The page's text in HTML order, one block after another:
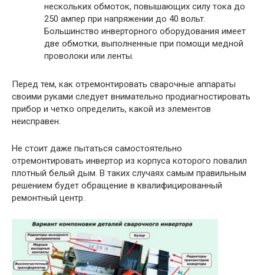
нескольких обмоток, повышающих силу тока до
250 ампер при напряжении до 40 вольт.
Большинство инверторного оборудования имеет
две обмотки, выполненные при помощи медной
проволоки или ленты.
Перед тем, как отремонтировать сварочные аппараты
своими руками следует внимательно продиагностировать
прибор и четко определить, какой из элементов
неисправен.
Не стоит даже пытаться самостоятельно
отремонтировать инвертор из корпуса которого повалил
плотный белый дым. В таких случаях самым правильным
решением будет обращение в квалифицированный
ремонтный центр.